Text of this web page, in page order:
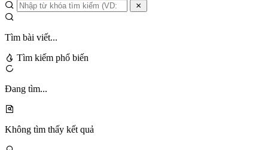
Tìm bài viết...
Tìm kiếm phổ biến
Đang tìm...
Không tìm thấy kết quả